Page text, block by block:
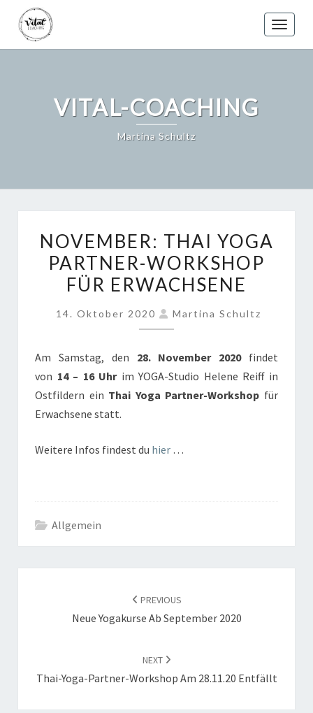
content
VITAL-COACHING
Martina Schultz
THAI
YOGA
PARTNER-
FÜR
NOVEMBER: THAI YOGA
PARTNER-WORKSHOP
FÜR ERWACHSENE
14. Oktober 2020 Martina Schultz
Am Samstag, den 28. November 2020findet
von 14 – 16 Uhr im YOGA-Studio Helene Reiff in
Ostfildern ein Thai Yoga Partner-Workshop für
Erwachsene statt.
Weitere Infos findest du hier …
Allgemein
PREVIOUS
Neue Yogakurse Ab September 2020
NEXT
Thai-Yoga-Partner-Workshop Am 28.11.20 Entfällt